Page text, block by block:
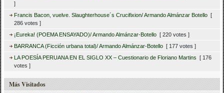
]
Francis Bacon, vuelve. Slaughterhouse´s Crucifixion/ Armando Almánzar Botello [
286 votes ]
¡Eureka! (POEMA ENSAYADO)/ Armando Almánzar-Botello [ 220 votes ]
BARRANCA (Ficción urbana total)/ Armando Almánzar-Botello [ 177 votes ]
LA POESÍA PERUANA EN EL SIGLO XX – Cuestionario de Floriano Martins
[ 176
votes ]
Más Visitados